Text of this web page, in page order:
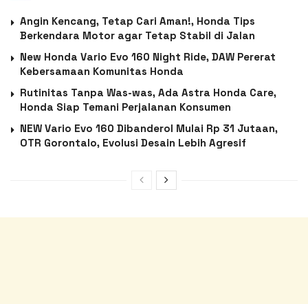
Angin Kencang, Tetap Cari Aman!, Honda Tips
Berkendara Motor agar Tetap Stabil di Jalan
New Honda Vario Evo 160 Night Ride, DAW Pererat
Kebersamaan Komunitas Honda
Rutinitas Tanpa Was-was, Ada Astra Honda Care,
Honda Siap Temani Perjalanan Konsumen
NEW Vario Evo 160 Dibanderol Mulai Rp 31 Jutaan,
OTR Gorontalo, Evolusi Desain Lebih Agresif